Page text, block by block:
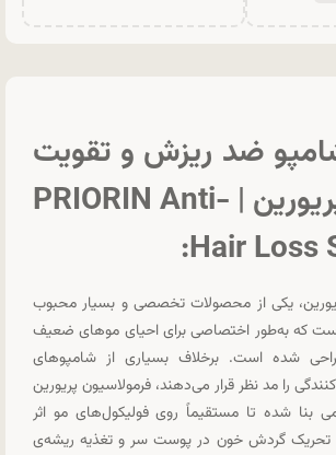
ضد ریزش و تقویت
کننده مو پریورین | PRIORIN Anti-
Hair Loss
یکی از محصولات تخصصی و بسیار محبوب
است که به‌طور اختصاصی برای احیای موهای ضعیف
شده است. برخلاف بسیاری از شامپوهای
را مد نظر قرار می‌دهند، فرمولاسیون پریورین
بنا شده تا مستقیماً روی فولیکول‌های مو اثر
تحریک گردش خون در پوست سر و تغذیه ریشه‌ی